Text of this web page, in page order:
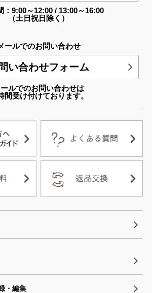
：9:00～12:00 / 13:00～16:00
（土日祝日除く）
ールでのお問い合わせ
い合わせフォーム
ールでのお問い合わせは
間受け付けております。
・編集